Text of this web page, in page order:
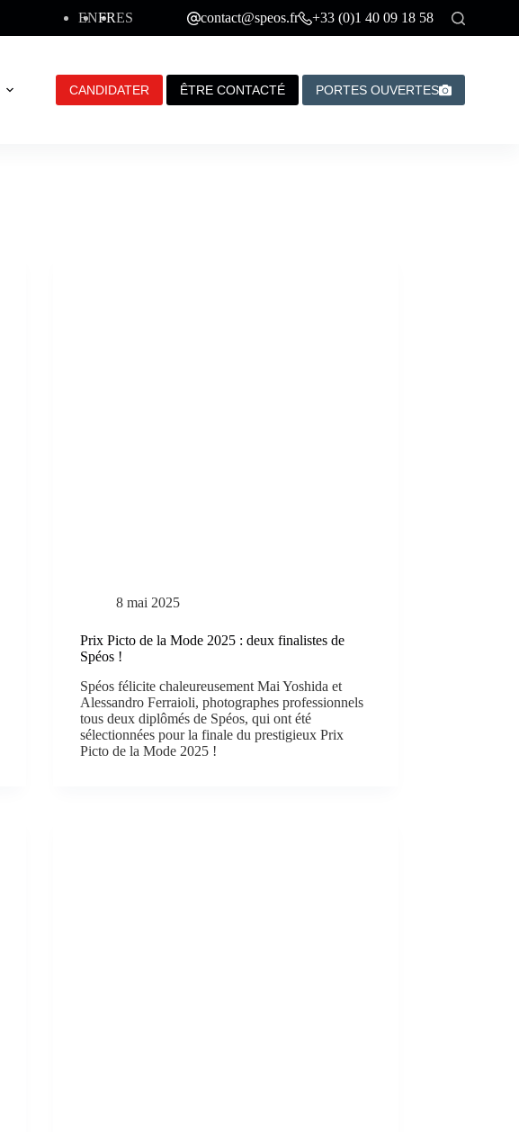
ENFRES contact@speos.fr +33 (0)1 40 09 18 58
Contact
CANDIDATER ÊTRE CONTACTÉ PORTES OUVERTES
8 mai 2025
Prix Picto de la Mode 2025 : deux finalistes de
Spéos !
Spéos félicite chaleureusement Mai Yoshida et
Alessandro Ferraioli, photographes professionnels
tous deux diplômés de Spéos, qui ont été
sélectionnées pour la finale du prestigieux Prix
Picto de la Mode 2025 !